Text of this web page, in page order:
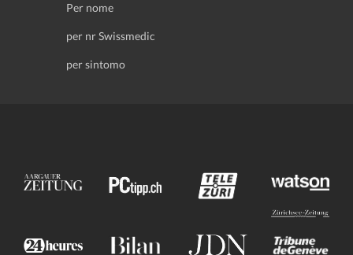
Per nome
per nr Swissmedic
per sintomo